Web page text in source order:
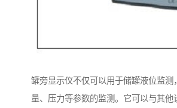
罐旁显示仪不仅可以用于储罐液位监测
量、压力等参数的监测。它可以与其他